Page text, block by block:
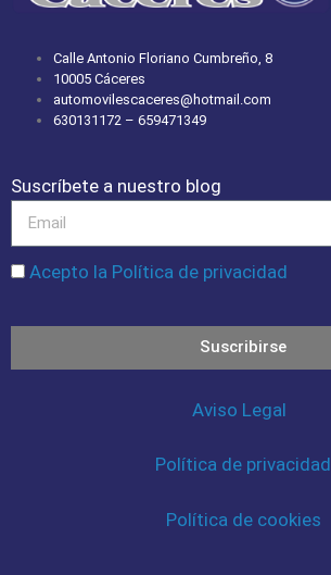
Calle Antonio Floriano Cumbreño, 8
10005 Cáceres
automovilescaceres@hotmail.com
630131172 – 659471349
Suscríbete a nuestro blog
Acepto la Política de privacidad
Suscribirse
Aviso Legal
Política de privacidad
Política de cookies